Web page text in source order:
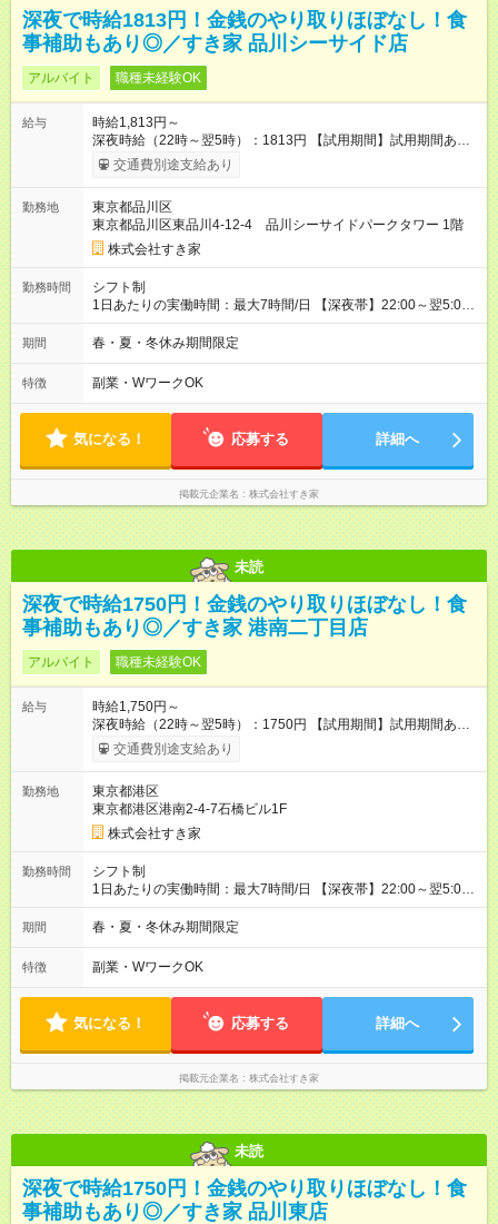
深夜で時給1813円！金銭のやり取りほぼなし！食
事補助もあり◎／すき家 品川シーサイド店
アルバイト 職種未経験OK
給与
時給1,813円～
深夜時給（22時～翌5時）：1813円 【試用期間】試用期間あり
試用期間の長さ：1ヶ月 雇用形態、給与は本採用時と同じです。
試用期間の実態は30日（※条件変更なし）ですが、切り上げで
同時給）
交通費別途支給あり
勤務地
東京都品川区
東京都品川区東品川4-12-4 品川シーサイドパークタワー 1階
株式会社すき家
勤務時間
シフト制
1日あたりの実働時間：最大7時間/日 【深夜帯】22:00～翌5:00
週2日～・1日2h～OK◎ ※22:00から翌5:00までは18歳以上の方
のみ勤務可能です（18歳未満の深夜業務禁止のため） ★深夜で
す。 必ず、2名以上での勤務を行いますので、安心して働けま
す。
期間 春・夏・冬休み期間限定
特徴 副業・WワークOK
気になる！ 応募する 詳細へ
掲載元企業名 株式会社すき家
未読
深夜で時給1750円！金銭のやり取りほぼなし！食
事補助もあり◎／すき家 港南二丁目店
アルバイト 職種未経験OK
給与
時給1,750円～
深夜時給（22時～翌5時）：1750円 【試用期間】試用期間あり
試用期間の長さ：1ヶ月 雇用形態、給与は本採用時と同じです。
試用期間の実態は30日（※条件変更なし）ですが、切り上げで
同時給）
交通費別途支給あり
勤務地
東京都港区
東京都港区港南2-4-7石橋ビル1F
株式会社すき家
勤務時間
シフト制
1日あたりの実働時間：最大7時間/日 【深夜帯】22:00～翌5:00
週2日～・1日2h～OK◎ ※22:00から翌5:00までは18歳以上の方
のみ勤務可能です（18歳未満の深夜業務禁止のため） ★深夜で
す。 必ず、2名以上での勤務を行いますので、安心して働けま
す。
期間 春・夏・冬休み期間限定
特徴 副業・WワークOK
気になる！ 応募する 詳細へ
掲載元企業名 株式会社すき家
未読
深夜で時給1750円！金銭のやり取りほぼなし！食
事補助もあり◎／すき家 品川東店